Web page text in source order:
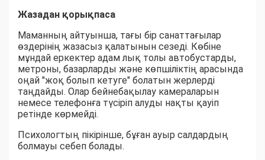
Жазадан қорықпаса
Маманның айтуынша, тағы бір санаттағылар
өздерінің жазасыз қалатынын сезеді. Көбіне
мұндай еркектер адам лық толы автобустарды,
метроны, базарларды және көпшіліктің арасында
оңай "жоқ болып кетуге" болатын жерлерді
таңдайды. Олар бейнебақылау камераларын
немесе телефонға түсіріп алуды нақты қауіп
ретінде көрмейді.
Психологтың пікірінше, бұған ауыр салдардың
болмауы себеп болады.